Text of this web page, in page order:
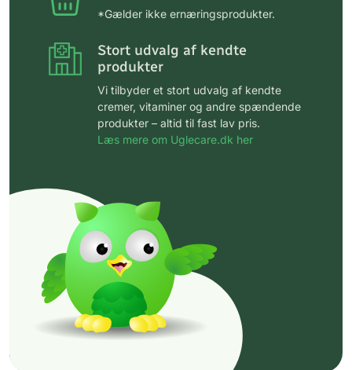
*Gælder ikke ernæringsprodukter.
Stort udvalg af kendte
produkter
Vi tilbyder et stort udvalg af kendte
cremer, vitaminer og andre spændende
produkter – altid til fast lav pris.
Læs mere om Uglecare.dk her